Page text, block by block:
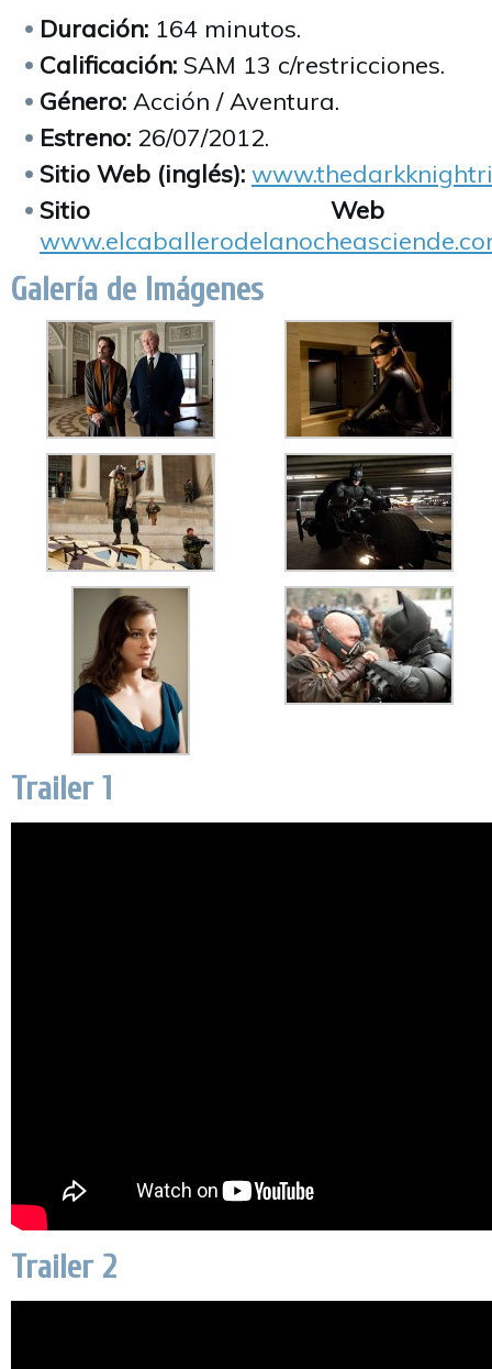
Duración: 164 minutos.
Calificación: SAM 13 c/restricciones.
Género: Acción / Aventura.
Estreno: 26/07/2012.
Sitio Web (inglés):
Sitio Web
Galería de Imágenes
Trailer 1
Trailer 2